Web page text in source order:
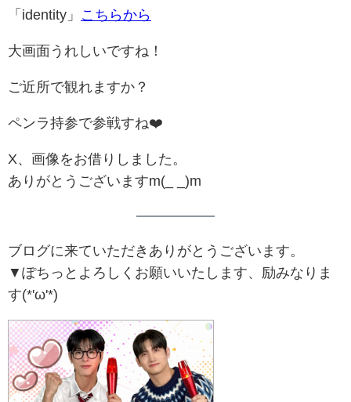
「identity」 こちらから
大画面うれしいですね！
ご近所で観れますか？
ペンラ持参で参戦すね❤️
X、画像をお借りしました。
ありがとうございますm(_ _)m
ブログに来ていただきありがとうございます。
▼ぽちっとよろしくお願いいたします、励みなりま
す(*'ω'*)